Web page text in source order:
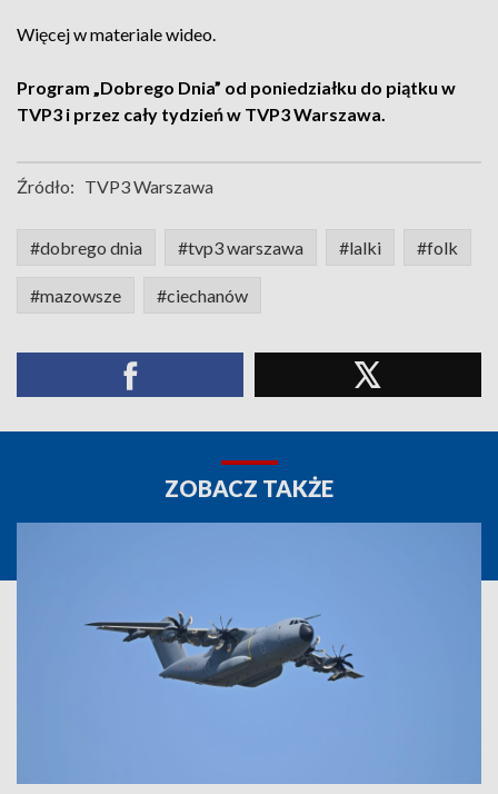
Więcej w materiale wideo.
Program „Dobrego Dnia” od poniedziałku do piątku w
TVP3 i przez cały tydzień w TVP3 Warszawa.
Źródło: TVP3 Warszawa
#dobrego dnia #tvp3 warszawa #lalki #folk
#mazowsze #ciechanów
ZOBACZ TAKŻE